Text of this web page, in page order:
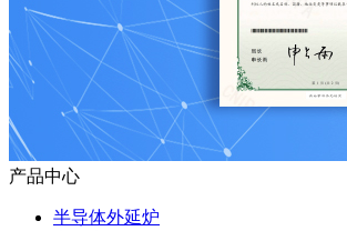
产品中心
半导体外延炉